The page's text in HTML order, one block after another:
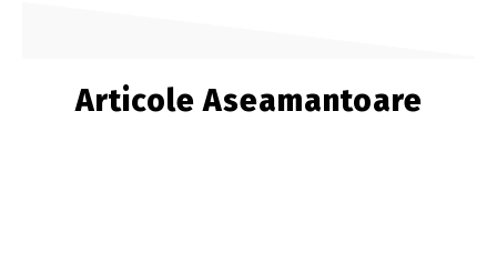
Articole Aseamantoare